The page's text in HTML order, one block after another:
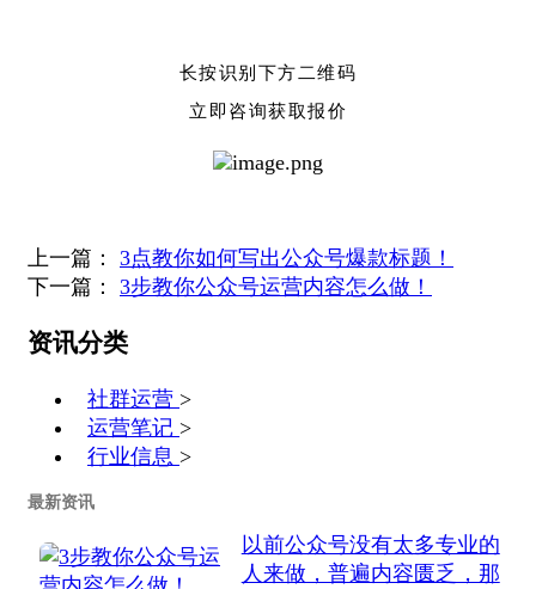
长按识别下方二维码
立即咨询获取报价
上一篇： 3点教你如何写出公众号爆款标题！
下一篇： 3步教你公众号运营内容怎么做！
资讯分类
社群运营 >
运营笔记 >
行业信息 >
最新资讯
​以前公众号没有太多专业的
人来做，普遍内容匮乏，那